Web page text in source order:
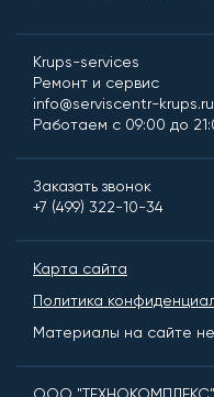
Krups-services
Ремонт и сервис
info@serviscentr-krups.ru
Работаем с 09:00 до
Заказать звонок
+7 (499) 322-10-34
Карта сайта
Политика
Материалы на сайте